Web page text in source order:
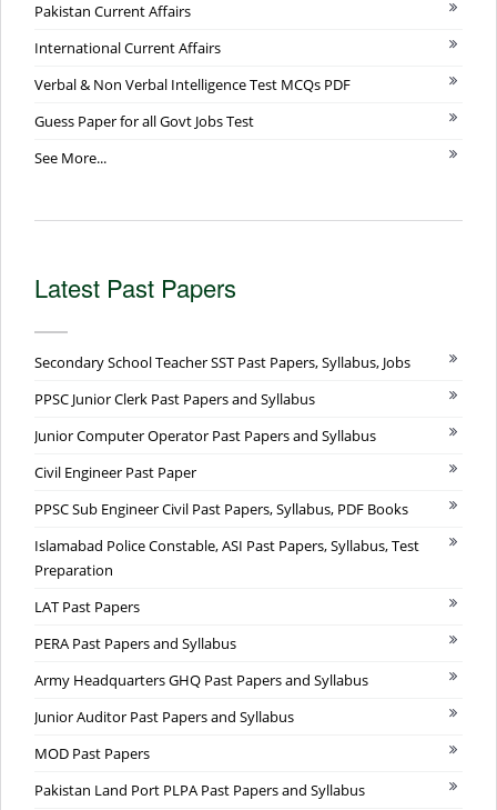
Pakistan Current Affairs
International Current Affairs
Verbal & Non Verbal Intelligence Test MCQs PDF
Guess Paper for all Govt Jobs Test
See More...
Latest Past Papers
Secondary School Teacher SST Past Papers, Syllabus, Jobs
PPSC Junior Clerk Past Papers and Syllabus
Junior Computer Operator Past Papers and Syllabus
Civil Engineer Past Paper
PPSC Sub Engineer Civil Past Papers, Syllabus, PDF Books
Islamabad Police Constable, ASI Past Papers, Syllabus, Test
Preparation
LAT Past Papers
PERA Past Papers and Syllabus
Army Headquarters GHQ Past Papers and Syllabus
Junior Auditor Past Papers and Syllabus
MOD Past Papers
Pakistan Land Port PLPA Past Papers and Syllabus